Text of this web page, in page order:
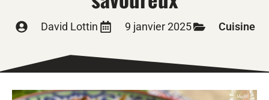
David Lottin 9 janvier 2025 Cuisine